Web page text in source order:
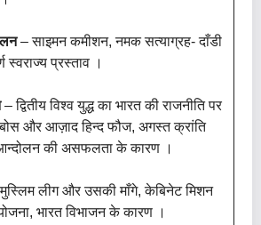
– साइमन कमीशन, नमक सत्याग्रह- दाँडी
स्वराज्य प्रस्ताव ।
– द्वितीय विश्व युद्ध का भारत की राजनीति पर
और आज़ाद हिन्द फौज, अगस्त क्रांति
की असफलता के कारण ।
लीग और उसकी माँगे, केबिनेट मिशन
भारत विभाजन के कारण ।